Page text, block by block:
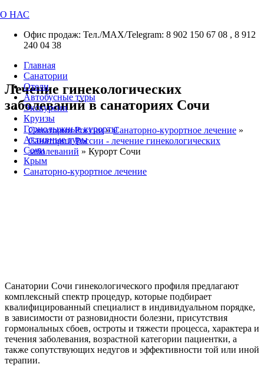
О НАС
Офис продаж: Тел./МАХ/Telegram: 8 902 150 67 08 , 8 912
240 04 38
Главная
Санатории
Отели
Автобусные туры
Экскурсии
Круизы
Горнолыжные курорты
Активные туры
Сочи
Крым
Санаторно-курортное лечение
Лечение гинекологических
заболеваний в санаториях Сочи
Санатории России»Санаторно-курортное лечение »
Санатории России - лечение гинекологических
заболеваний » Курорт Сочи
Санатории Сочи гинекологического профиля предлагают
комплексный спектр процедур, которые подбирает
квалифицированный специалист в индивидуальном порядке,
в зависимости от разновидности болезни, присутствия
гормональных сбоев, остроты и тяжести процесса, характера и
течения заболевания, возрастной категории пациентки, а
также сопутствующих недугов и эффективности той или иной
терапии.